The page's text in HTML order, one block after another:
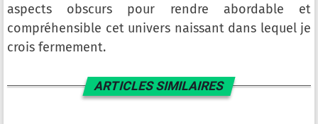
aspects obscurs pour rendre abordable et
compréhensible cet univers naissant dans lequel je
crois fermement.
ARTICLES SIMILAIRES